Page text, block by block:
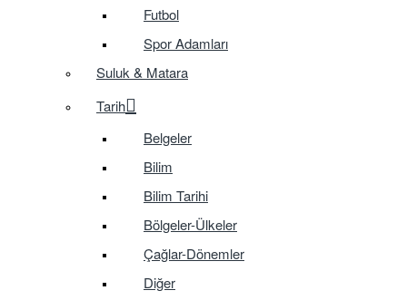
Futbol
Spor Adamları
Suluk & Matara
Tarih
Belgeler
Bilim
Bilim Tarihi
Bölgeler-Ülkeler
Çağlar-Dönemler
Diğer